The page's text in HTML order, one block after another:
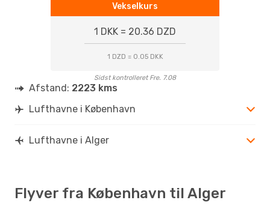
Vekselkurs
1 DKK = 20.36 DZD
1 DZD = 0.05 DKK
Sidst kontrolleret Fre. 7.08
Afstand: 2223 kms
Lufthavne i København
Lufthavne i Alger
Flyver fra København til Alger